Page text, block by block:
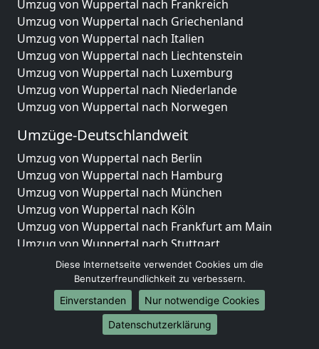
Umzug von Wuppertal nach Frankreich
Umzug von Wuppertal nach Griechenland
Umzug von Wuppertal nach Italien
Umzug von Wuppertal nach Liechtenstein
Umzug von Wuppertal nach Luxemburg
Umzug von Wuppertal nach Niederlande
Umzug von Wuppertal nach Norwegen
Umzüge-Deutschlandweit
Umzug von Wuppertal nach Berlin
Umzug von Wuppertal nach Hamburg
Umzug von Wuppertal nach München
Umzug von Wuppertal nach Köln
Umzug von Wuppertal nach Frankfurt am Main
Umzug von Wuppertal nach Stuttgart
Umzug von Wuppertal nach Düsseldorf
Umzug von Wuppertal nach Leipzig
Umzug von Wuppertal nach Dortmund
Umzug von Wuppertal nach Essen
Umzug von Wuppertal nach Bremen
Diese Internetseite verwendet Cookies um die
Benutzerfreundlichkeit zu verbessern.
Einverstanden
Nur notwendige Cookies
Datenschutzerklärung